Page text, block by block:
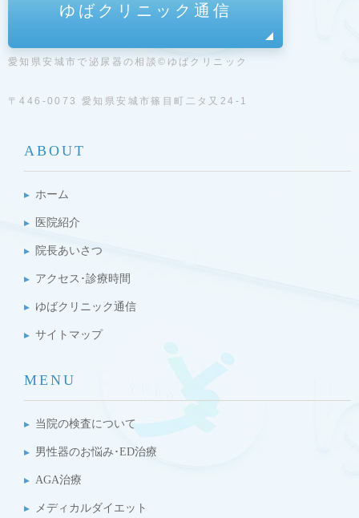
ゆばクリニック通信
愛知県安城市で泌尿器の相談©ゆばクリニック
〒446-0073 愛知県安城市篠目町二タ又24-1
ABOUT
ホーム
医院紹介
院長あいさつ
アクセス･診療時間
ゆばクリニック通信
サイトマップ
MENU
当院の検査について
男性器のお悩み･ED治療
AGA治療
メディカルダイエット